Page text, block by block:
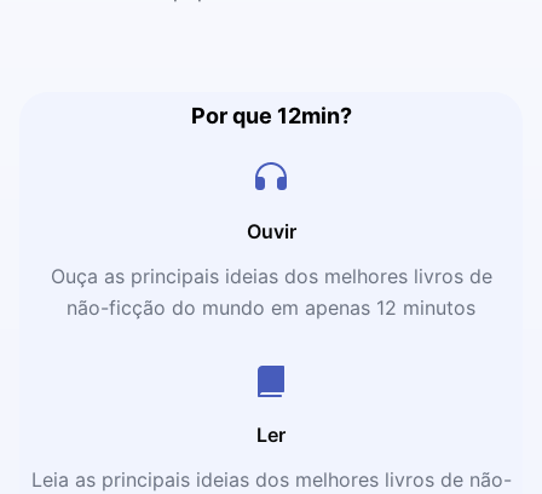
Por que 12min?
Ouvir
Ouça as principais ideias dos melhores livros de
não-ficção do mundo em apenas 12 minutos
Ler
Leia as principais ideias dos melhores livros de não-